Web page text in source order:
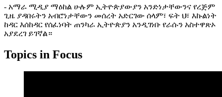
- አማራ ሚዲያ ማዕከል ሁሉም ኢትዮጵያውያን አንድነታቸውንና የረጅም
ጊዜ ያዳበሩትን አብሮነታቸውን መሰረት አድርገው ሰላም፣ ፍት ህ፣ እኩልነት
ከዳር እሰከዳር የሰፈነባት ጠንካራ ኢትዮጵያን አንዲገነቡ የራሱን አስተዋጽኦ
አያደረገ ይገኛል።
Topics in Focus